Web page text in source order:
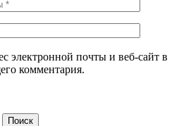
электронной почты и веб-сайт в
комментария.